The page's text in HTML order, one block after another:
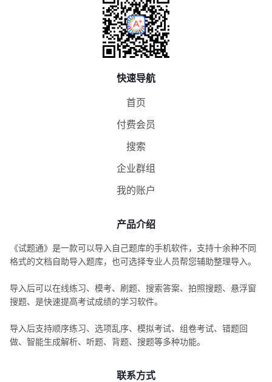
快速导航
首页
付费会员
搜索
企业群组
我的账户
产品介绍
《试题通》是一款可以导入自己题库的手机软件，支持十余种不同
格式的文档自助导入题库，也可选择专业人员帮您辅助整理导入。
导入后可以在线练习、模考、刷题、搜索答案、拍照搜题、悬浮窗
搜题、是快速提高考试成绩的学习软件。
导入后支持顺序练习、选项乱序、模拟考试、组卷考试、错题回
做、智能生成解析、听题、背题、搜题等多种功能。
联系方式